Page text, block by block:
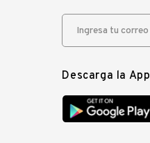
Descarga la App